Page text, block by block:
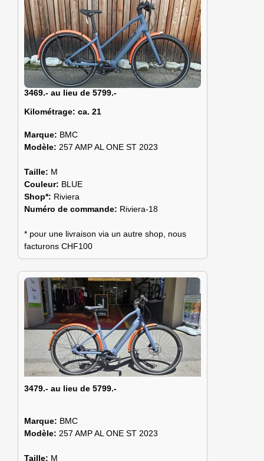
3469.- au lieu de 5799.-
Kilométrage: ca. 21
Marque: BMC
Modèle: 257 AMP AL ONE ST 2023
Taille: M
Couleur: BLUE
Shop*: Riviera
Numéro de commande: Riviera-18
* pour une livraison via un autre shop, nous
facturons CHF100
3479.- au lieu de 5799.-
Marque: BMC
Modèle: 257 AMP AL ONE ST 2023
Taille: M